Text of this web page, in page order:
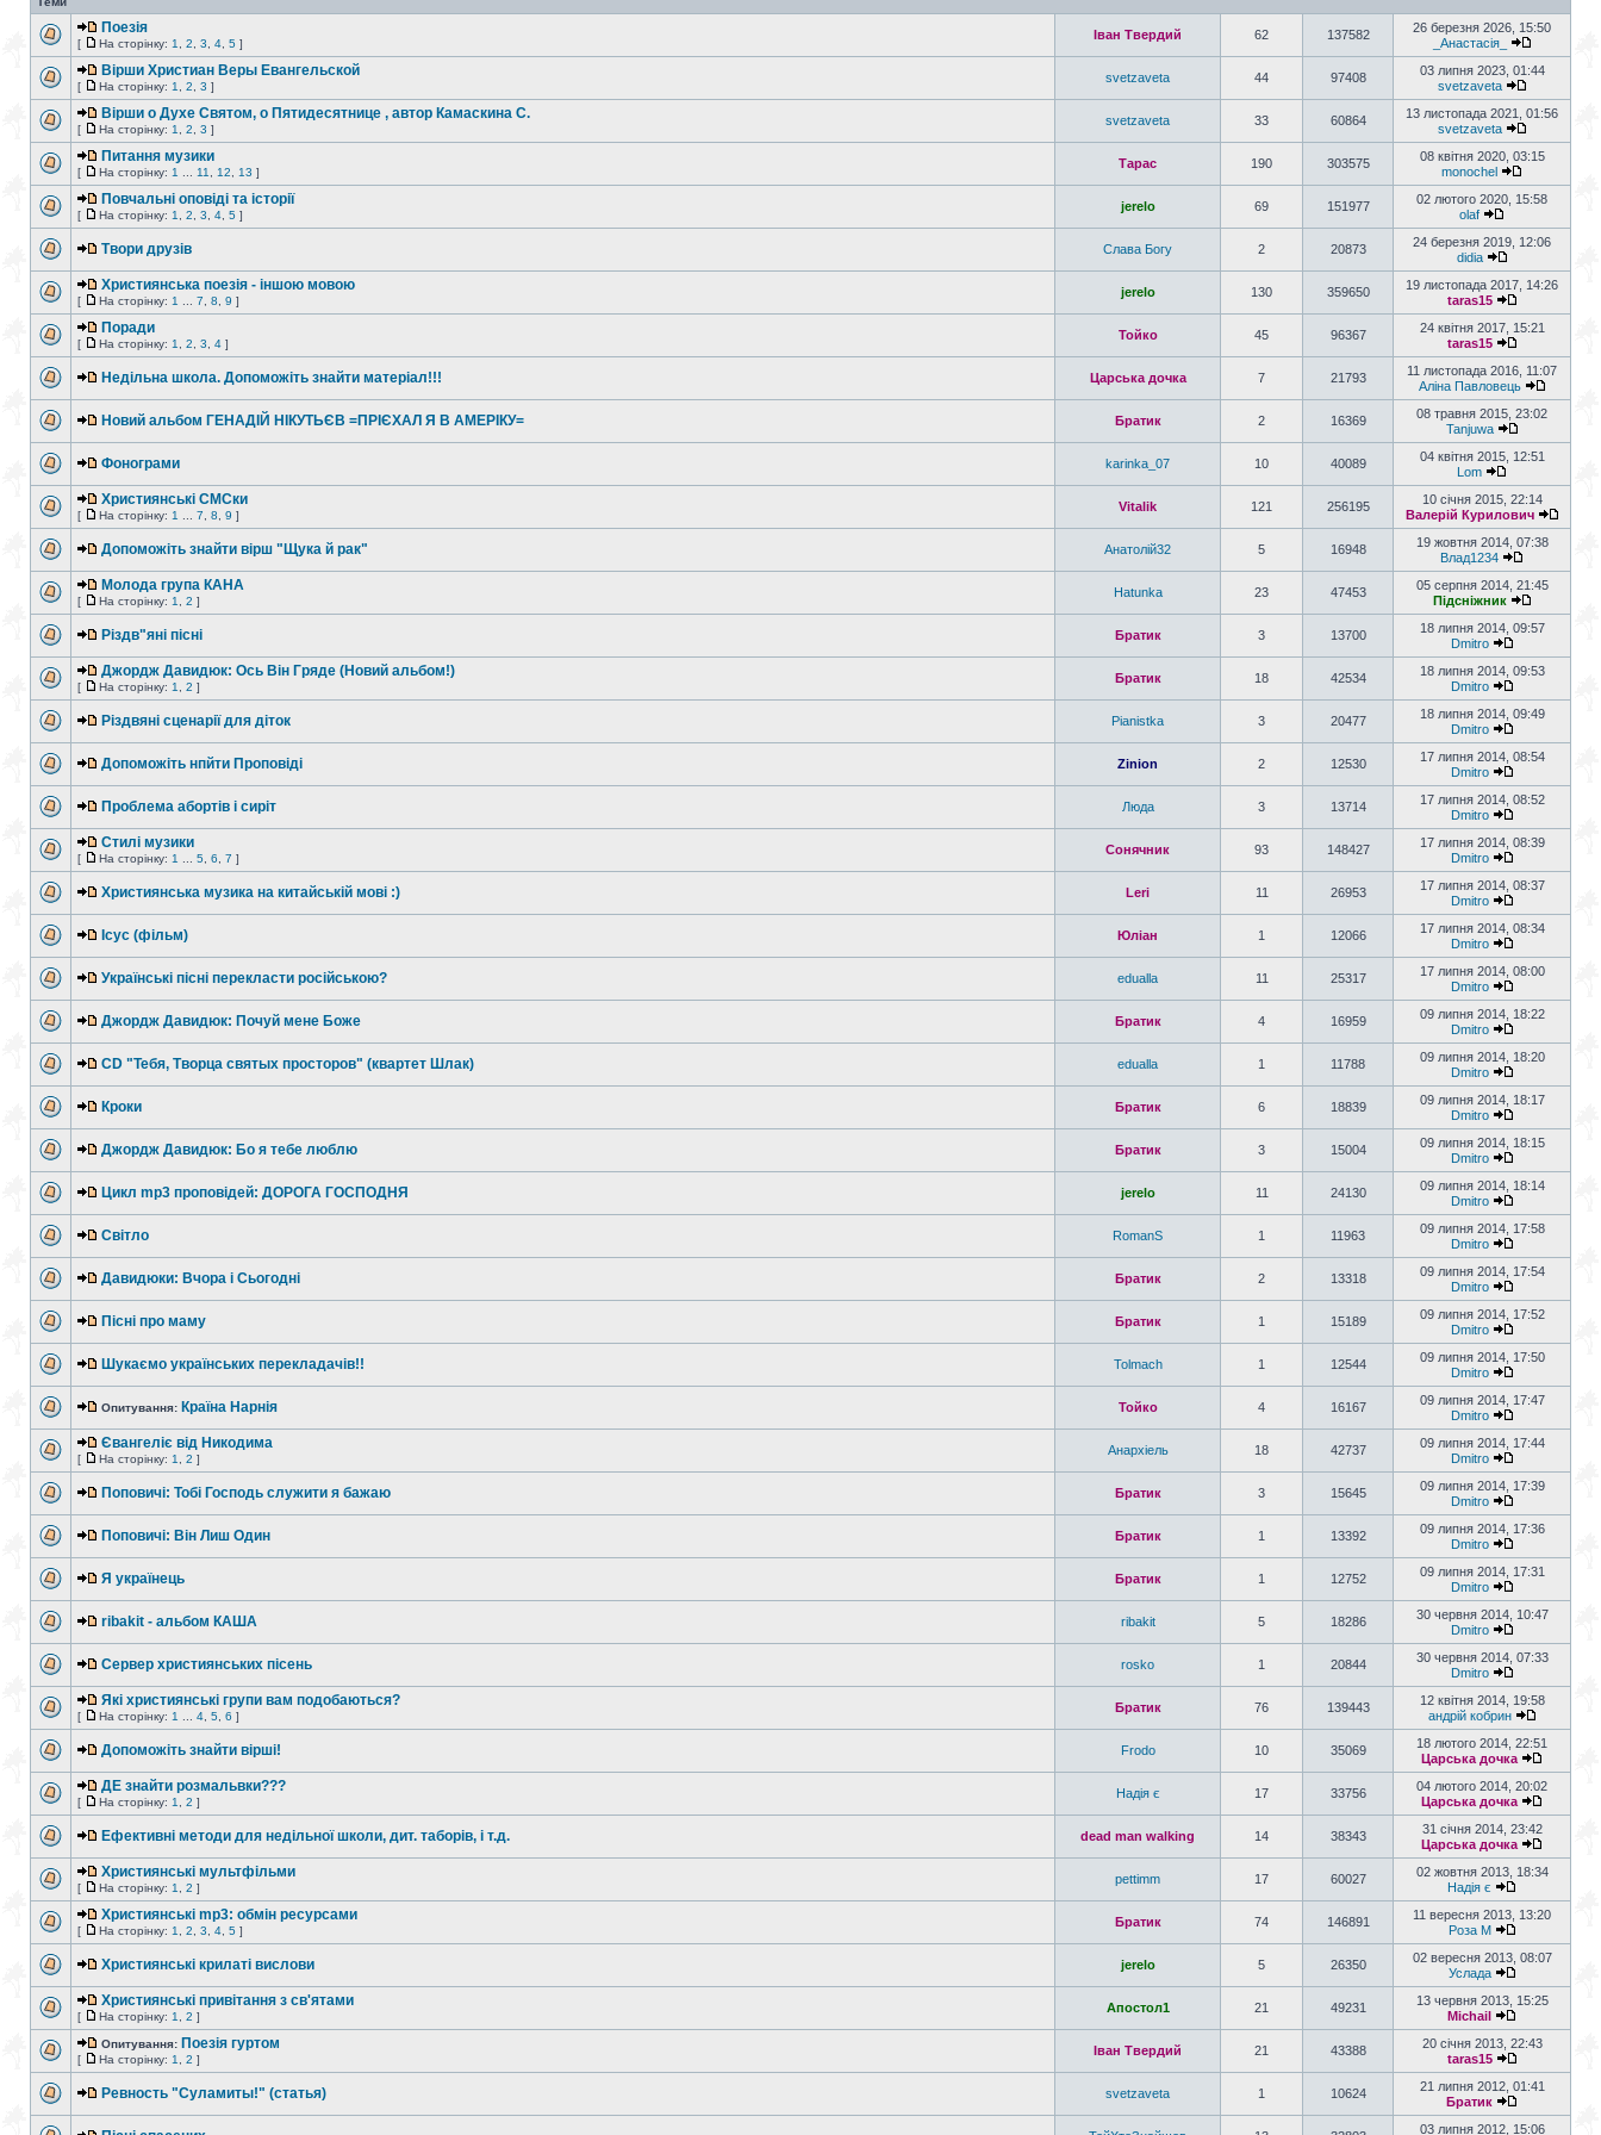
Поезія
[ На сторінку: 1 2 3 4 5 ]
Іван Твердий 62 137582
26 березня 2026, 15:50
_Анастасія_
Вiрши Христиан Веры Евангельской
[ На сторінку: 1 2 3 ]
svetzaveta 44 97408
03 липня 2023, 01:44
svetzaveta
Вiрши о Духе Святом, о Пятидесятнице , автор Камаскина С.
[ На сторінку: 1 2 3 ]
svetzaveta 33 60864
13 листопада 2021, 01:56
svetzaveta
Питання музики
[ На сторінку: 1 11 12 13 ]
Тарас 190 303575
08 квітня 2020, 03:15
monochel
Повчальні оповіді та історії
[ На сторінку: 1 2 3 4 5 ]
jerelo 69 151977
02 лютого 2020, 15:58
olaf
Твори друзів Слава Богу 2 20873
24 березня 2019, 12:06
didia
Християнська поезія - іншою мовою
[ На сторінку: 1 7 8 9 ]
jerelo 130 359650
19 листопада 2017, 14:26
taras15
Поради
[ На сторінку: 1 2 3 4 ]
Тойко 45 96367
24 квітня 2017, 15:21
taras15
Недільна школа. Допоможіть знайти матеріал!!! Царська дочка 7 21793
11 листопада 2016, 11:07
Аліна Павловець
Новий альбом ГЕНАДІЙ НІКУТЬЄВ =ПРІЄХАЛ Я В АМЕРІКУ= Братик 2 16369
08 травня 2015, 23:02
Tanjuwa
Фонограми karinka_07 10 40089
04 квітня 2015, 12:51
Lom
Християнські СМСки
[ На сторінку: 1 7 8 9 ]
Vitalik 121 256195
10 січня 2015, 22:14
Валерій Курилович
Допоможіть знайти вірш "Щука й рак" Анатолій32 5 16948
19 жовтня 2014, 07:38
Влад1234
Молода група КАНА
[ На сторінку: 1 2 ]
Hatunka 23 47453
05 серпня 2014, 21:45
Підсніжник
Різдв"яні пісні Братик 3 13700
18 липня 2014, 09:57
Dmitro
Джордж Давидюк: Ось Він Гряде (Новий альбом!)
[ На сторінку: 1 2 ]
Братик 18 42534
18 липня 2014, 09:53
Dmitro
Різдвяні сценарії для діток Pianistka 3 20477
18 липня 2014, 09:49
Dmitro
Допоможіть нпйти Проповіді Zinion 2 12530
17 липня 2014, 08:54
Dmitro
Проблема абортів і сиріт Люда 3 13714
17 липня 2014, 08:52
Dmitro
Стилі музики
[ На сторінку: 1 5 6 7 ]
Сонячник 93 148427
17 липня 2014, 08:39
Dmitro
Християнська музика на китайській мові :) Leri 11 26953
17 липня 2014, 08:37
Dmitro
Ісус (фільм) Юліан 1 12066
17 липня 2014, 08:34
Dmitro
Українські пісні перекласти російською? edualla 11 25317
17 липня 2014, 08:00
Dmitro
Джордж Давидюк: Почуй мене Боже Братик 4 16959
09 липня 2014, 18:22
Dmitro
CD "Тебя, Творца святых просторов" (квартет Шлак) edualla 1 11788
09 липня 2014, 18:20
Dmitro
Кроки Братик 6 18839
09 липня 2014, 18:17
Dmitro
Джордж Давидюк: Бо я тебе люблю Братик 3 15004
09 липня 2014, 18:15
Dmitro
Цикл mp3 проповідей: ДОРОГА ГОСПОДНЯ jerelo 11 24130
09 липня 2014, 18:14
Dmitro
Світло RomanS 1 11963
09 липня 2014, 17:58
Dmitro
Давидюки: Вчора і Сьогодні Братик 2 13318
09 липня 2014, 17:54
Dmitro
Пісні про маму Братик 1 15189
09 липня 2014, 17:52
Dmitro
Шукаємо українських перекладачів!! Tolmach 1 12544
09 липня 2014, 17:50
Dmitro
Опитування: Країна Нарнія Тойко 4 16167
09 липня 2014, 17:47
Dmitro
Євангеліє від Никодима
[ На сторінку: 1 2 ]
Анархіель 18 42737
09 липня 2014, 17:44
Dmitro
Поповичі: Тобі Господь служити я бажаю Братик 3 15645
09 липня 2014, 17:39
Dmitro
Поповичі: Він Лиш Один Братик 1 13392
09 липня 2014, 17:36
Dmitro
Я українець Братик 1 12752
09 липня 2014, 17:31
Dmitro
ribakit - альбом КАША ribakit 5 18286
30 червня 2014, 10:47
Dmitro
Сервер християнських пісень rosko 1 20844
30 червня 2014, 07:33
Dmitro
Які християнські групи вам подобаються?
[ На сторінку: 1 4 5 6 ]
Братик 76 139443
12 квітня 2014, 19:58
андрій кобрин
Допоможіть знайти вірші! Frodo 10 35069
18 лютого 2014, 22:51
Царська дочка
ДЕ знайти розмальвки???
[ На сторінку: 1 2 ]
Надія є 17 33756
04 лютого 2014, 20:02
Царська дочка
Ефективні методи для недільної школи, дит. таборів, і т.д. dead man walking 14 38343
31 січня 2014, 23:42
Царська дочка
Християнські мультфільми
[ На сторінку: 1 2 ]
pettimm 17 60027
02 жовтня 2013, 18:34
Надія є
Християнські mp3: обмін ресурсами
[ На сторінку: 1 2 3 4 5 ]
Братик 74 146891
11 вересня 2013, 13:20
Роза М
Християнські крилаті вислови jerelo 5 26350
02 вересня 2013, 08:07
Услада
Християнські привітання з св'ятами
[ На сторінку: 1 2 ]
Апостол1 21 49231
13 червня 2013, 15:25
Michail
Опитування: Поезія гуртом
[ На сторінку: 1 2 ]
Іван Твердий 21 43388
20 січня 2013, 22:43
taras15
Ревность "Суламиты!" (статья) svetzaveta 1 10624
21 липня 2012, 01:41
Братик
03 липня 2012, 15:06